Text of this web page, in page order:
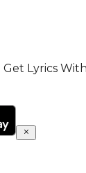
Get Lyrics